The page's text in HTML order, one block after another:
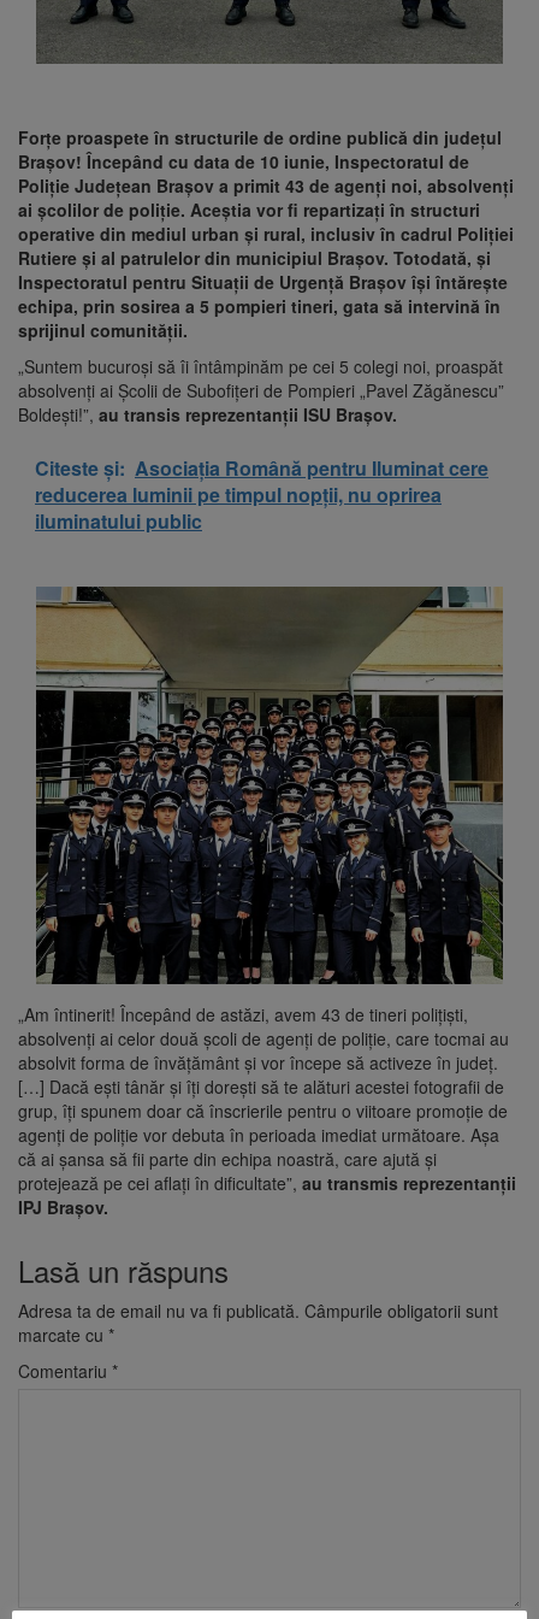
Forțe proaspete în structurile de ordine publică din județul
Brașov! Începând cu data de 10 iunie, Inspectoratul de
Poliție Județean Brașov a primit 43 de agenți noi, absolvenți
ai școlilor de poliție. Aceștia vor fi repartizați în structuri
operative din mediul urban și rural, inclusiv în cadrul Poliției
Rutiere și al patrulelor din municipiul Brașov. Totodată, și
Inspectoratul pentru Situații de Urgență Brașov își întărește
echipa, prin sosirea a 5 pompieri tineri, gata să intervină în
sprijinul comunității.
„Suntem bucuroși să îi întâmpinăm pe cei 5 colegi noi, proaspăt
absolvenți ai Școlii de Subofițeri de Pompieri „Pavel Zăgănescu”
Boldești!”, au transis reprezentanții ISU Brașov.
Citeste și: Asociația Română pentru Iluminat cere
reducerea luminii pe timpul nopții, nu oprirea
iluminatului public
„Am întinerit! Începând de astăzi, avem 43 de tineri polițiști,
absolvenți ai celor două școli de agenți de poliție, care tocmai au
absolvit forma de învățământ și vor începe să activeze în județ.
[…] Dacă ești tânăr și îți dorești să te alături acestei fotografii de
grup, îți spunem doar că înscrierile pentru o viitoare promoție de
agenți de poliție vor debuta în perioada imediat următoare. Așa
că ai șansa să fii parte din echipa noastră, care ajută și
protejează pe cei aflați în dificultate”, au transmis reprezentanții
IPJ Brașov.
Lasă un răspuns
Adresa ta de email nu va fi publicată. Câmpurile obligatorii sunt
marcate cu *
Comentariu *